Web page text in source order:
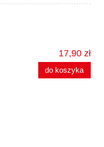
17,90 zł
do koszyka